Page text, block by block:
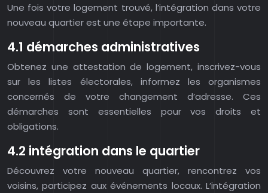
Une fois votre logement trouvé, l’intégration dans votre
nouveau quartier est une étape importante.
4.1 démarches administratives
Obtenez une attestation de logement, inscrivez-vous
sur les listes électorales, informez les organismes
concernés de votre changement d’adresse. Ces
démarches sont essentielles pour vos droits et
obligations.
4.2 intégration dans le quartier
Découvrez votre nouveau quartier, rencontrez vos
voisins, participez aux événements locaux. L’intégration